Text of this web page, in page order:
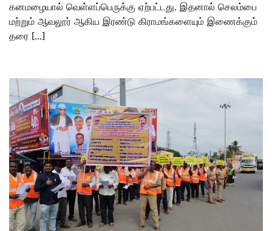
கனமழையால் வெள்ளப்பெருக்கு ஏற்பட்டது. இதனால் செலம்பை
மற்றும் ஆவலூர் ஆகிய இரண்டு கிராமங்களையும் இணைக்கும்
தரை […]